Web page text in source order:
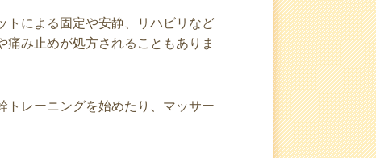
トによる固定や安静、リハビリなど
み止めが処方されることもありま
トレーニングを始めたり、マッサー